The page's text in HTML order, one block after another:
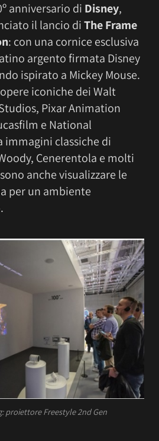
anniversario di Disney,
il lancio diThe Frame
: con una cornice esclusiva
argento firmata Disney
ispirato a Mickey Mouse.
iconiche dei Walt
Pixar Animation
e National
immagini classiche di
Cenerentola e molti
anche visualizzare le
per un ambiente
proiettore Freestyle 2nd Gen